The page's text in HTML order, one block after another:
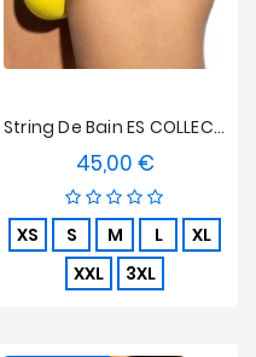
String De Bain ES COLLECTION Terrycloth - Jaune
45,00 €Prix
XS S M L
XL
XXL
3XL